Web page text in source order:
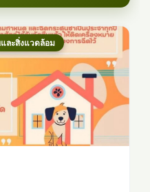
ละสิ่งแวดล้อม